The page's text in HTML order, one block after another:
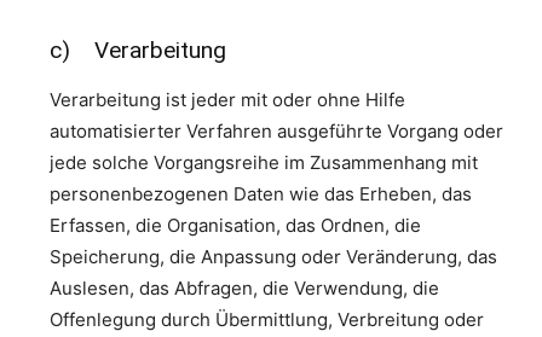
c) Verarbeitung
Verarbeitung ist jeder mit oder ohne Hilfe
automatisierter Verfahren ausgeführte Vorgang oder
jede solche Vorgangsreihe im Zusammenhang mit
personenbezogenen Daten wie das Erheben, das
Erfassen, die Organisation, das Ordnen, die
Speicherung, die Anpassung oder Veränderung, das
Auslesen, das Abfragen, die Verwendung, die
Offenlegung durch Übermittlung, Verbreitung oder